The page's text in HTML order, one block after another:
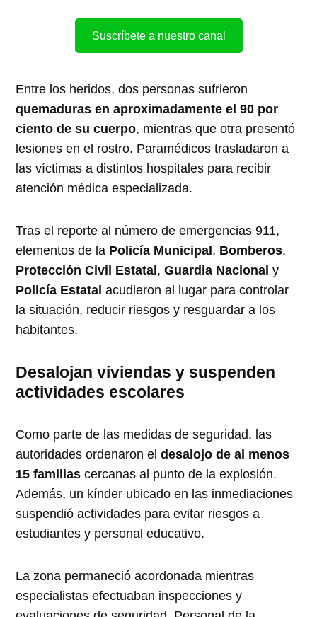
Suscríbete a nuestro canal
Entre los heridos, dos personas sufrieron
quemaduras en aproximadamente el 90 por
ciento de su cuerpo, mientras que otra presentó
lesiones en el rostro. Paramédicos trasladaron a
las víctimas a distintos hospitales para recibir
atención médica especializada.
Tras el reporte al número de emergencias 911,
elementos de la Policía Municipal, Bomberos,
Protección Civil Estatal,Guardia Nacional y
Policía Estatal acudieron al lugar para controlar
la situación, reducir riesgos y resguardar a los
habitantes.
Desalojan viviendas y suspenden
actividades escolares
Como parte de las medidas de seguridad, las
autoridades ordenaron eldesalojo de al menos
15 familias cercanas al punto de la explosión.
Además, un kínder ubicado en las inmediaciones
suspendió actividades para evitar riesgos a
estudiantes y personal educativo.
La zona permaneció acordonada mientras
especialistas efectuaban inspecciones y